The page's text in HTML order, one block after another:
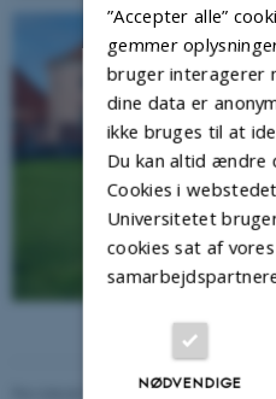
Revideret 04.06.2026-Jeppe Gripping
”Accepter alle”
gemmer
bruger interagerer
dine data er
ikke bruges til at
Du kan altid ændre
Cookies i
Universitetet
cookies sat af vores
NØDVENDIGE